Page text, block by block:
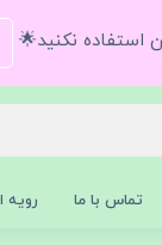
استفاده نکنید🌟
تماس با ما رویه